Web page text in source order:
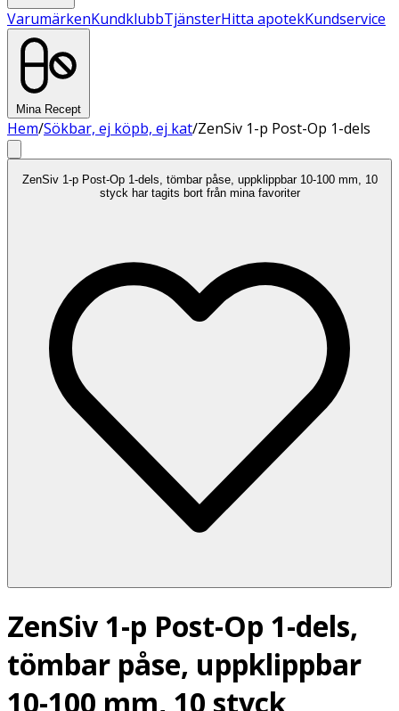
VarumärkenKundklubbTjänsterHitta apotekKundservice
Mina Recept
Hem/Sökbar, ej köpb, ej kat/ZenSiv 1-p Post-Op 1-dels
ZenSiv 1-p Post-Op 1-dels, tömbar påse, uppklippbar 10-100 mm, 10
styck har tagits bort från mina favoriter
ZenSiv 1-p Post-Op 1-dels,
tömbar påse, uppklippbar
10-100 mm, 10 styck